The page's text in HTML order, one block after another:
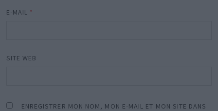
E-MAIL *
SITE WEB
ENREGISTRER MON NOM, MON E-MAIL ET MON SITE DANS